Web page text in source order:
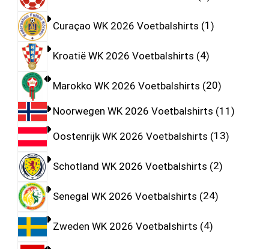
Curaçao WK 2026 Voetbalshirts 1
Kroatië WK 2026 Voetbalshirts 4
Marokko WK 2026 Voetbalshirts 20
Noorwegen WK 2026 Voetbalshirts 11
Oostenrijk WK 2026 Voetbalshirts 13
Schotland WK 2026 Voetbalshirts 2
Senegal WK 2026 Voetbalshirts 24
Zweden WK 2026 Voetbalshirts 4